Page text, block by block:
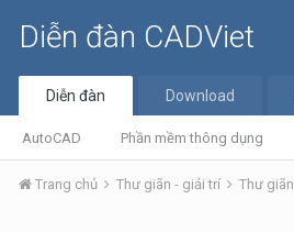
Diễn đàn CADViet
Diễn đàn
AutoCAD Phần mềm thông dụng
Download
Trang chủ Thư giãn - giải trí Thư giãn